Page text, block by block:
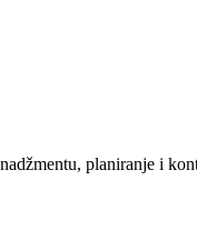
planiranje i